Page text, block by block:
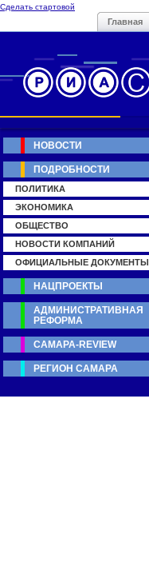
Сделать стартовой
Главная
НОВОСТИ
ПОДРОБНОСТИ
ПОЛИТИКА
ЭКОНОМИКА
ОБЩЕСТВО
НОВОСТИ КОМПАНИЙ
ОФИЦИАЛЬНЫЕ ДОКУМЕНТЫ
НАЦПРОЕКТЫ
АДМИНИСТРАТИВНАЯ
РЕФОРМА
САМАРА-REVIEW
РЕГИОН САМАРА